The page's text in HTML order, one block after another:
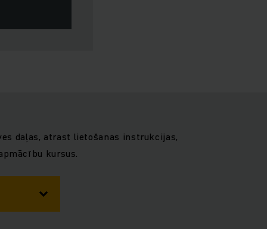
daļas, atrast lietošanas instrukcijas,
kursus.